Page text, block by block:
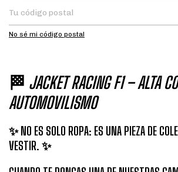
No sé mi código postal
🏁 JACKET RACING F1 – ALTA
AUTOMOVILISMO
✨ NO ES SOLO ROPA: ES UNA PIEZA DE
VESTIR. ✨